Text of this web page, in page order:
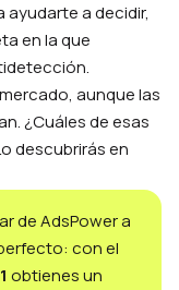
ayudarte a decidir,
en la que
aunque las
¿Cuáles de esas
descubrirás en
de AdsPower a
con el
obtienes un